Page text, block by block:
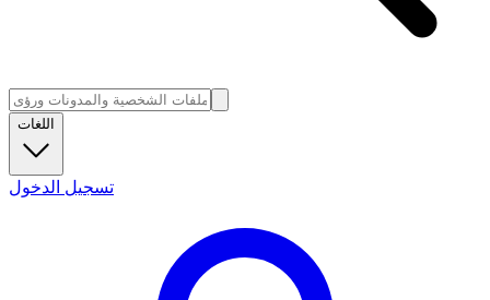
اللغات
تسجيل الدخول